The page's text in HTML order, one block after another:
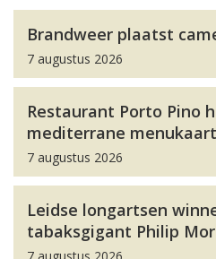
Brandweer plaatst
7 augustus 2026
Restaurant Porto Pino
mediterrane
7 augustus 2026
Leidse longartsen
tabaksgigant Philip